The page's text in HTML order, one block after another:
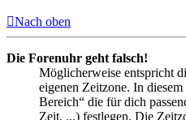
Nach oben
Die Forenuhr geht falsch!
Möglicherweise entspricht
eigenen Zeitzone. In
Bereich“ die für dich
Zeit, ...) festlegen. Die